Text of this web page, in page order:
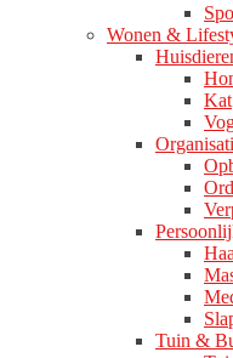
Wonen &
Kat
Tuin &